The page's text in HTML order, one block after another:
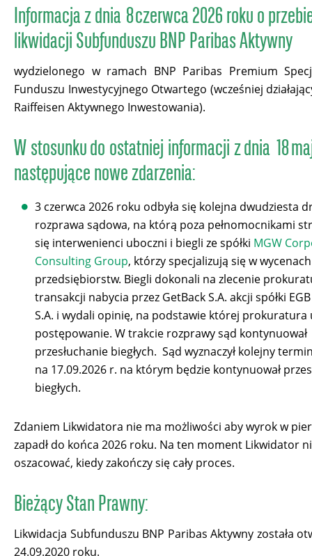
Informacja z dnia 8 czerwca 2026 roku o
likwidacji Subfunduszu BNP Paribas Aktywny
wydzielonego w ramach BNP Paribas Premium
Funduszu Inwestycyjnego Otwartego (wcześniej
Raiffeisen Aktywnego Inwestowania).
W stosunku do ostatniej informacji z dnia 18
następujące nowe zdarzenia:
3 czerwca 2026 roku odbyła się kolejna dwudziesta
rozprawa sądowa, na którą poza pełnomocnikami
się interwenienci uboczni i biegli ze spółki MGW
Consulting Group, którzy specjalizują się w wycenach
przedsiębiorstw. Biegli dokonali na zlecenie
transakcji nabycia przez GetBack S.A. akcji spółki
S.A. i wydali opinię, na podstawie której prokuratura
postępowanie. W trakcie rozprawy sąd kontynuował
przesłuchanie biegłych. Sąd wyznaczył kolejny
na 17.09.2026 r. na którym będzie kontynuował
biegłych.
Zdaniem Likwidatora nie ma możliwości aby wyrok w
zapadł do końca 2026 roku. Na ten moment Likwidator
oszacować, kiedy zakończy się cały proces.
Bieżący Stan Prawny:
Likwidacja Subfunduszu BNP Paribas Aktywny została
24.09.2020 roku.